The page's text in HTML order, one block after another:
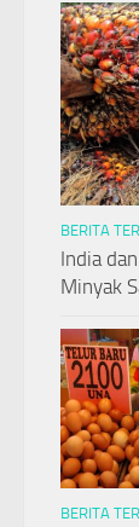
BERITA
India
Minyak
BERITA